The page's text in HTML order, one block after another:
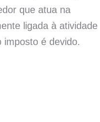
que atua na
ligada à atividade
imposto é devido.